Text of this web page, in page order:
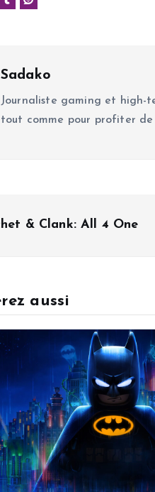
Sadako
Journaliste gaming et high-
tout comme pour profiter
& Clank: All 4 One
aussi